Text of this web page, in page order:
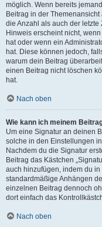
möglich. Wenn bereits
Beitrag in der
die Anzahl als auch der
Hinweis erscheint nicht,
hat oder wenn ein
hat. Diese können jedoch,
warum dein Beitrag
einen Beitrag nicht löschen
hat.
Nach oben
Wie kann ich meinem
Um eine Signatur an deinen
solche in den Einstellungen
Nachdem du die Signatur
Beitrag das Kästchen
auch hinzufügen, indem du
standardmäßige Anhängen
einzelnen Beitrag dennoch
dort einfach das
Nach oben